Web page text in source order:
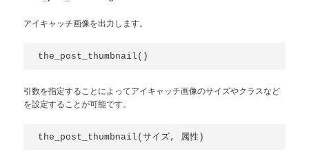
アイキャッチ画像を出力します。
the_post_thumbnail()
引数を指定することによってアイキャッチ画像のサイズやクラスなど
を設定することが可能です。
the_post_thumbnail(サイズ, 属性)